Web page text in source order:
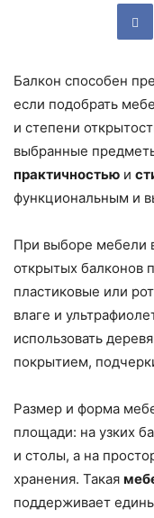
Балкон способен
если подобрать
и степени
выбранные
практичностью и
функциональным и
При выборе мебели
открытых балконов
пластиковые или
влаге и
использовать
покрытием,
Размер и форма
площади: на узких
и столы, а на
хранения. Такая
поддерживает